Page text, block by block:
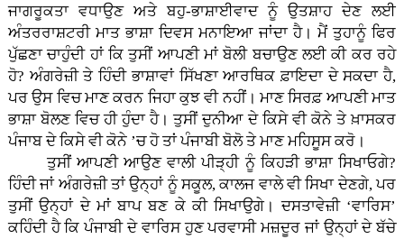
ਜਾਗਰੂਕਤਾ ਵਧਾਉਣ ਅਤੇ ਬਹੁ-ਭਾਸ਼ਾਈਵਾਦ ਨੂੰ ਉਤਸ਼ਾਹ ਦੇਣ ਲਈ
ਅੰਤਰਰਾਸ਼ਟਰੀ ਮਾਤ ਭਾਸ਼ਾ ਦਿਵਸ ਮਨਾਇਆ ਜਾਂਦਾ ਹੈ। ਮੈਂ ਤੁਹਾਨੂੰ ਫਿਰ
ਪੁੱਛਣਾ ਚਾਹੁੰਦੀ ਹਾਂ ਕਿ ਤੁਸੀਂ ਆਪਣੀ ਮਾਂ ਬੋਲੀ ਬਚਾਉਣ ਲਈ ਕੀ ਕਰ ਰਹੇ
ਹੋ? ਅੰਗਰੇਜ਼ੀ ਤੇ ਹਿੰਦੀ ਭਾਸ਼ਾਵਾਂ ਸਿੱਖਣਾ ਆਰਥਿਕ ਫ਼ਾਇਦਾ ਦੇ ਸਕਦਾ ਹੈ,
ਪਰ ਉਸ ਵਿਚ ਮਾਣ ਕਰਨ ਜਿਹਾ ਕੁਝ ਵੀ ਨਹੀਂ। ਮਾਣ ਸਿਰਫ਼ ਆਪਣੀ ਮਾਤ
ਭਾਸ਼ਾ ਬੋਲਣ ਵਿਚ ਹੀ ਹੁੰਦਾ ਹੈ। ਤੁਸੀਂ ਦੁਨੀਆ ਦੇ ਕਿਸੇ ਵੀ ਕੋਨੇ ਤੇ ਖ਼ਾਸਕਰ
ਪੰਜਾਬ ਦੇ ਕਿਸੇ ਵੀ ਕੋਨੇ ’ਚ ਹੋ ਤਾਂ ਪੰਜਾਬੀ ਬੋਲੋ ਤੇ ਮਾਣ ਮਹਿਸੂਸ ਕਰੋ।
ਤੁਸੀਂ ਆਪਣੀ ਆਉਣ ਵਾਲੀ ਪੀੜ੍ਹੀ ਨੂੰ ਕਿਹੜੀ ਭਾਸ਼ਾ ਸਿਖਾਓਗੇ?
ਹਿੰਦੀ ਜਾਂ ਅੰਗਰੇਜ਼ੀ ਤਾਂ ਉਨ੍ਹਾਂ ਨੂੰ ਸਕੂਲ, ਕਾਲਜ ਵਾਲੇ ਵੀ ਸਿਖਾ ਦੇਣਗੇ, ਪਰ
ਤੁਸੀਂ ਉਨ੍ਹਾਂ ਦੇ ਮਾਂ ਬਾਪ ਬਣ ਕੇ ਕੀ ਸਿਖਾਉਗੇ। ਦਸਤਾਵੇਜ਼ੀ ‘ਵਾਰਿਸ’
ਕਹਿੰਦੀ ਹੈ ਕਿ ਪੰਜਾਬੀ ਦੇ ਵਾਰਿਸ ਹੁਣ ਪਰਵਾਸੀ ਮਜ਼ਦੂਰ ਜਾਂ ਉਨ੍ਹਾਂ ਦੇ ਬੱਚੇ